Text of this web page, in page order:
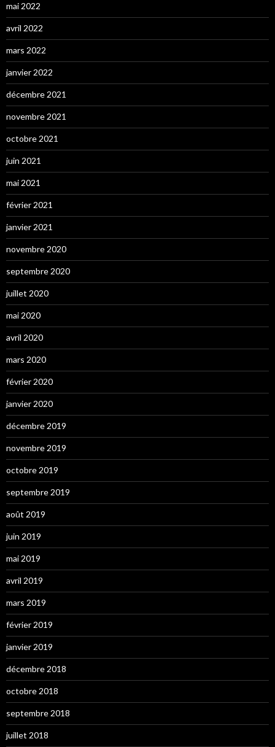
mai 2022
avril 2022
mars 2022
janvier 2022
décembre 2021
novembre 2021
octobre 2021
juin 2021
mai 2021
février 2021
janvier 2021
novembre 2020
septembre 2020
juillet 2020
mai 2020
avril 2020
mars 2020
février 2020
janvier 2020
décembre 2019
novembre 2019
octobre 2019
septembre 2019
août 2019
juin 2019
mai 2019
avril 2019
mars 2019
février 2019
janvier 2019
décembre 2018
octobre 2018
septembre 2018
juillet 2018